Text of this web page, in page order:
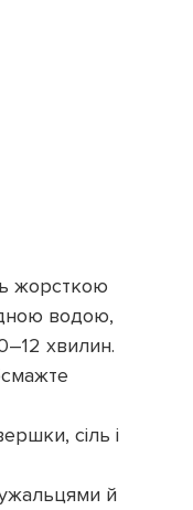
жорсткою
водою,
хвилин.
сіль і
й